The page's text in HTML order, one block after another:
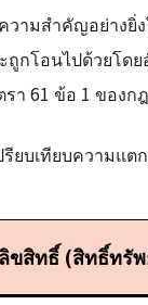
ามสำคัญอย่างยิ่
กโอนไปด้วยโด
า 61 ข้อ 1 ของ
รียบเทียบความ
ลิขสิทธิ์ (สิทธิ์ทรั